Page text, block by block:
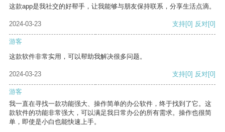
这款app是我社交的好帮手，让我能够与朋友保持联系，分享生活点滴。
2024-03-23 支持[0] 反对[0]
游客
这款软件非常实用，可以帮助我解决很多问题。
2024-03-23 支持[0] 反对[0]
游客
我一直在寻找一款功能强大、操作简单的办公软件，终于找到了它。这
款软件的功能非常强大，可以满足我日常办公的所有需求。操作也很简
单，即使是小白也能快速上手。